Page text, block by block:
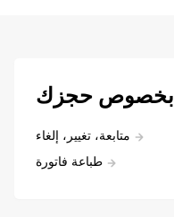
بخصوص حجزك
متابعة، تغيير، إلغاء
طباعة فاتورة